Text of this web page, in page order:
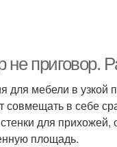
не приговор.
для мебели в узкой
совмещать в себе
для
площадь.